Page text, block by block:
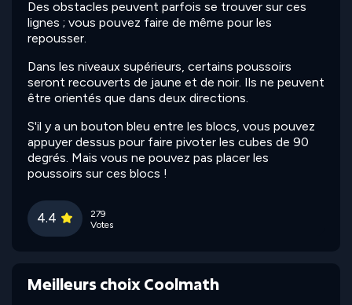
Des obstacles peuvent parfois se trouver sur ces
lignes ; vous pouvez faire de même pour les
repousser.
Dans les niveaux supérieurs, certains poussoirs
seront recouverts de jaune et de noir. Ils ne peuvent
être orientés que dans deux directions.
S'il y a un bouton bleu entre les blocs, vous pouvez
appuyer dessus pour faire pivoter les cubes de 90
degrés. Mais vous ne pouvez pas placer les
poussoirs sur ces blocs !
4.4
279
Votes
Meilleurs choix Coolmath